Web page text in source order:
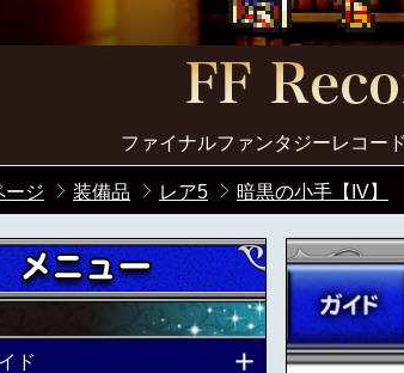
ファイナルファンタジーレコー
ージ 装備品 レア5 暗黒の小手【IV】
ド